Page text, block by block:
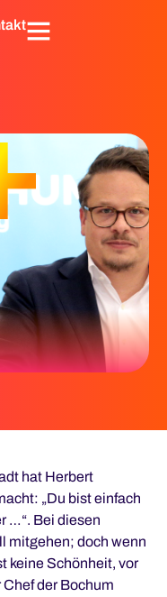
hat Herbert
„Du bist einfach
…“. Bei diesen
mitgehen; doch wenn
keine Schönheit, vor
der Bochum